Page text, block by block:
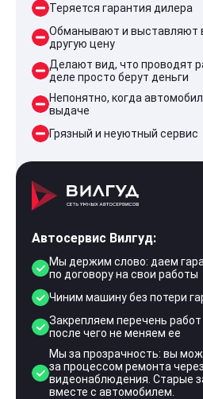
Теряется гарантия дилера
Обманывают и выставляют
другую цену
Делают вид, что проводят
деле просто берут деньги
Непонятно, когда
выдаче
Грязный и неуютный сервис
Автосервис Вилгуд:
Мы держим слово: даем
по договору на свои работы
Чиним машину без потери
Закрепляем перечень работ
после чего не меняем ее
Мы за прозрачность: вы
за процессом ремонта
видеонаблюдения. Старые
вместе с автомобилем.